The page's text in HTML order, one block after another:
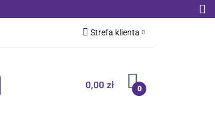
Strefa klienta
Zarejestruj się
0,00 zł 0